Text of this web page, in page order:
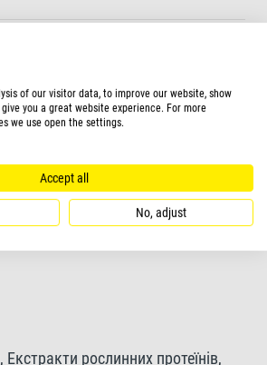
для всеїдних та хижих цихлід
для підтримки довгого та
Екстракти рослинних протеїнів,
of our visitor data, to improve our website, show
you a great website experience. For more
we use open the settings.
Accept all
No, adjust